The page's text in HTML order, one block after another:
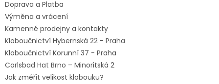
Doprava a Platba
Výměna a vrácení
Kamenné prodejny a kontakty
Kloboučnictví Hybernská 22 - Praha
Kloboučnictví Korunní 37 - Praha
Carlsbad Hat Brno – Minoritská 2
Jak změřit velikost klobouku?